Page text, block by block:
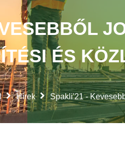
Hírek Spakli'21 -
ÉS